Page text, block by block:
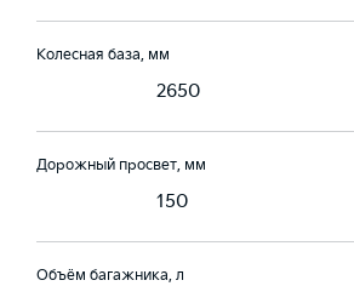
Колесная база, мм
2650
Дорожный просвет, мм
150
Объём багажника, л